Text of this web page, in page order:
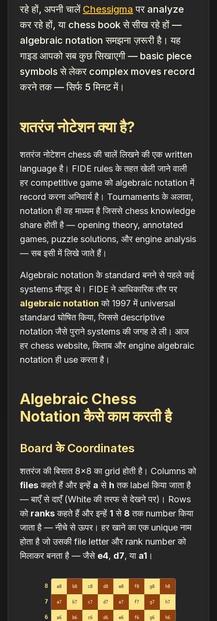
रहे हों, अपनी चालें Chessigma पर analyze
कर रहे हों, या chess book से सीख रहे हों —
algebraic notation समझना ज़रूरी है। यह
गाइड आपको सब कुछ सिखाएगी — basic piece
symbols से लेकर complex moves record
करने तक — सिर्फ 5 मिनट में।
शतरंज नोटेशन क्या है?
शतरंज नोटेशन chess की चालें लिखने की एक written
language है। FIDE rules के तहत खेली जाने वाली
हर competitive game को algebraic notation में
record करना अनिवार्य है। Tournaments के अलावा,
notation ही वह माध्यम है जिससे chess knowledge
share होती है — opening theory, annotated
games, puzzle solutions, और engine analysis
— सब इसी में लिखे जाते हैं।
Algebraic notation के standard बनने से पहले कई
systems मौजूद थे। FIDE ने आधिकारिक तौर पर
algebraic notation को 1997 में universal
standard घोषित किया, जिससे descriptive
notation जैसे पुराने systems की जगह ले ली। आज
हर chess website, किताब और engine algebraic
notation ही use करता है।
Algebraic Chess
Notation कैसे काम करती है
Board के Coordinates
शतरंज की बिसात 8×8 का grid होती है। Columns को
filesकहते हैं और इन्हें a से h तक label किया जाता है
— बाएँ से दाएँ (White की तरफ से देखने पर)। Rows
को ranksकहते हैं और इन्हें 1 से 8 तक number किया
जाता है — नीचे से ऊपर। हर खाने का एक unique नाम
होता है जो उसकी file letter और rank number को
मिलाकर बनता है — जैसे e4, d7, या a1 ।
8
7
6
a8 b8 c8 d8 e8 f8 g8 h8
a7 b7 c7 d7 e7 f7 g7 h7
a6 b6 c6 d6 e6 f6 g6 h6